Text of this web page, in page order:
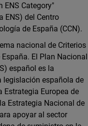
ENS Category"
ENS) del Centro
de España (CCN).
nacional de Criterios
España. El Plan Nacional
español es la
legislación española de
Estrategia Europea de
Estrategia Nacional de
apoyar al sector